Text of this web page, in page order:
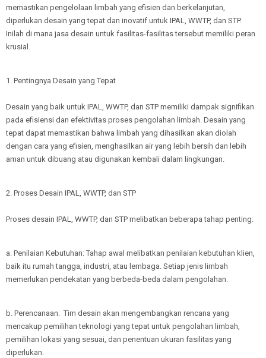
memastikan pengelolaan limbah yang efisien dan berkelanjutan,
diperlukan desain yang tepat dan inovatif untuk IPAL, WWTP, dan STP.
Inilah di mana jasa desain untuk fasilitas-fasilitas tersebut memiliki peran
krusial.
1. Pentingnya Desain yang Tepat
Desain yang baik untuk IPAL, WWTP, dan STP memiliki dampak signifikan
pada efisiensi dan efektivitas proses pengolahan limbah. Desain yang
tepat dapat memastikan bahwa limbah yang dihasilkan akan diolah
dengan cara yang efisien, menghasilkan air yang lebih bersih dan lebih
aman untuk dibuang atau digunakan kembali dalam lingkungan.
2. Proses Desain IPAL, WWTP, dan STP
Proses desain IPAL, WWTP, dan STP melibatkan beberapa tahap penting:
a. Penilaian Kebutuhan: Tahap awal melibatkan penilaian kebutuhan klien,
baik itu rumah tangga, industri, atau lembaga. Setiap jenis limbah
memerlukan pendekatan yang berbeda-beda dalam pengolahan.
b. Perencanaan: Tim desain akan mengembangkan rencana yang
mencakup pemilihan teknologi yang tepat untuk pengolahan limbah,
pemilihan lokasi yang sesuai, dan penentuan ukuran fasilitas yang
diperlukan.